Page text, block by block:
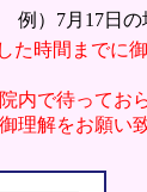
）7月17日の
た時間までに
内で待ってお
理解をお願い